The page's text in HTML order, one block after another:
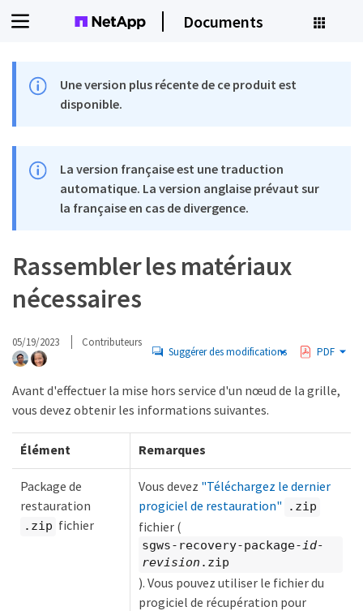
Documents
Une version plus récente de ce produit est
disponible.
La version française est une traduction
automatique. La version anglaise prévaut sur
la française en cas de divergence.
Rassembler les matériaux
nécessaires
05/19/2023 Contributeurs
Suggérer des modifications PDF
Avant d'effectuer la mise hors service d'un nœud de la grille,
vous devez obtenir les informations suivantes.
Élément Remarques
Package de
restauration
.zip fichier
Vous devez "Téléchargez le dernier
progiciel de restauration"
.zip
fichier (
sgws-recovery-package-id-
revision .zip
). Vous pouvez utiliser le fichier du
progiciel de récupération pour